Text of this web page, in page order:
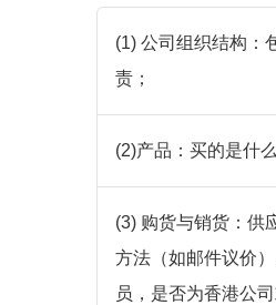
(1) 公司组织结构：
责；
(2)产品：买的是什
(3) 购货与销货：供
方法（如邮件议价
员，是否为香港公